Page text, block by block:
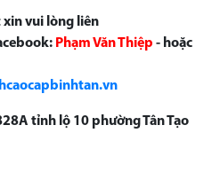
vui lòng liên
Phạm Văn Thiệp - hoặc
tỉnh lộ 10 phường Tân Tạo